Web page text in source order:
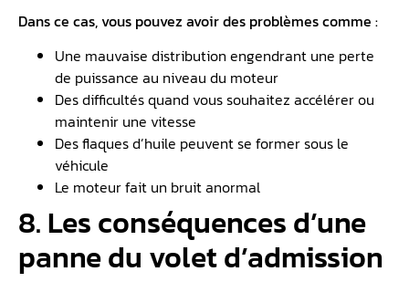
Dans ce cas, vous pouvez avoir des problèmes comme :
Une mauvaise distribution engendrant une perte
de puissance au niveau du moteur
Des difficultés quand vous souhaitez accélérer ou
maintenir une vitesse
Des flaques d’huile peuvent se former sous le
véhicule
Le moteur fait un bruit anormal
8. Les conséquences d’une
panne du volet d’admission